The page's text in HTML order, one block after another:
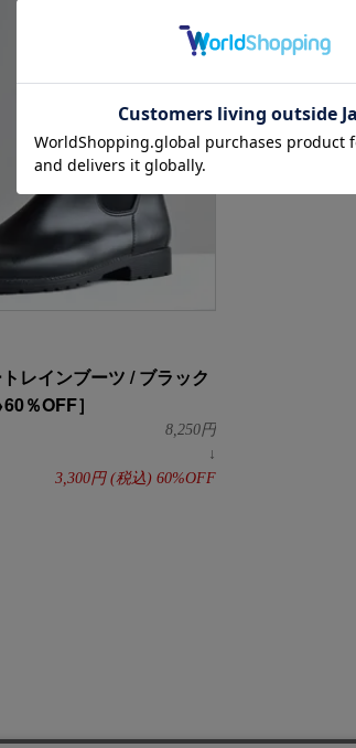
レインブーツ / ブラック
％OFF］
8,250円
↓
3,300円 (税込) 60%OFF